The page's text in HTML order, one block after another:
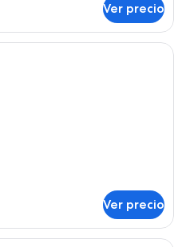
Ver precio
Habitación de hotel con cama,
Ver precio
Habitación de hotel con una cama